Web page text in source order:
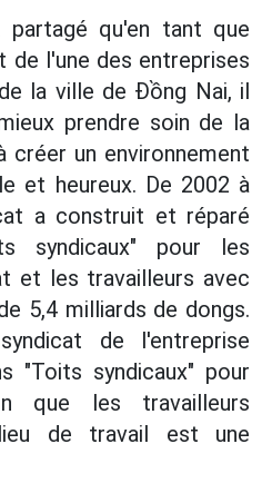
qu'en tant que
de l'une des entreprises
la ville de Đồng Nai, il
prendre soin de la
créer un environnement
et heureux. De 2002 à
a construit et réparé
syndicaux" pour les
et les travailleurs avec
5,4 milliards de dongs.
de l'entreprise
"Toits syndicaux" pour
que les travailleurs
de travail est une